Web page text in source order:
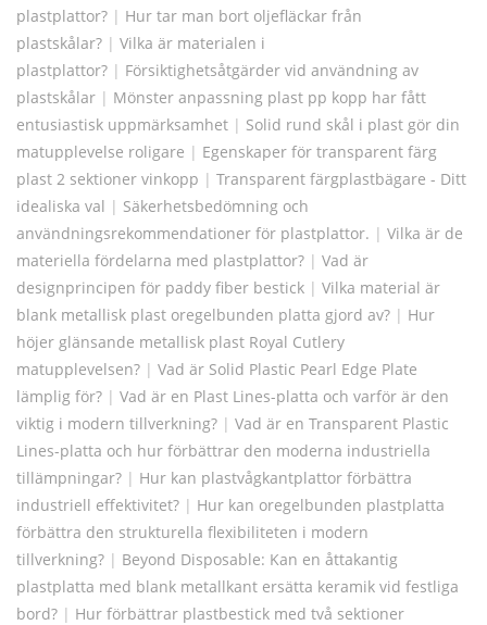
plastplattor? | Hur tar man bort oljefläckar från
plastskålar? | Vilka är materialen i
plastplattor? | Försiktighetsåtgärder vid användning av
plastskålar | Mönster anpassning plast pp kopp har fått
entusiastisk uppmärksamhet | Solid rund skål i plast gör din
matupplevelse roligare | Egenskaper för transparent färg
plast 2 sektioner vinkopp | Transparent färgplastbägare - Ditt
idealiska val | Säkerhetsbedömning och
användningsrekommendationer för plastplattor. | Vilka är de
materiella fördelarna med plastplattor? | Vad är
designprincipen för paddy fiber bestick | Vilka material är
blank metallisk plast oregelbunden platta gjord av? | Hur
höjer glänsande metallisk plast Royal Cutlery
matupplevelsen? | Vad är Solid Plastic Pearl Edge Plate
lämplig för? | Vad är en Plast Lines-platta och varför är den
viktig i modern tillverkning? | Vad är en Transparent Plastic
Lines-platta och hur förbättrar den moderna industriella
tillämpningar? | Hur kan plastvågkantplattor förbättra
industriell effektivitet? | Hur kan oregelbunden plastplatta
förbättra den strukturella flexibiliteten i modern
tillverkning? | Beyond Disposable: Kan en åttakantig
plastplatta med blank metallkant ersätta keramik vid festliga
bord? | Hur förbättrar plastbestick med två sektioner